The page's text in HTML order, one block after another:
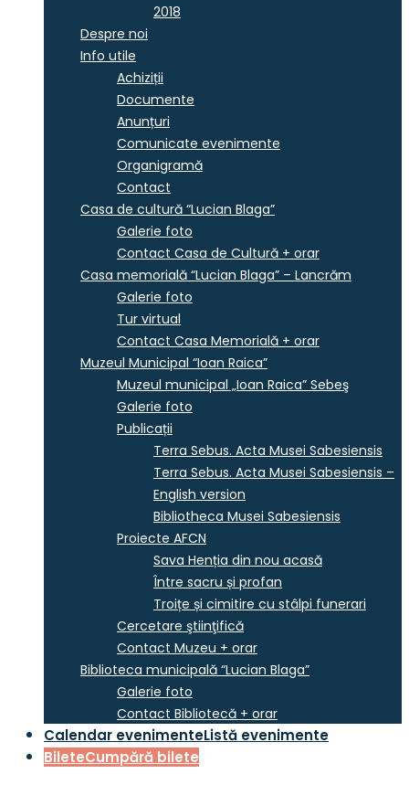
2018
Despre noi
Info utile
Achiziții
Documente
Anunțuri
Comunicate evenimente
Organigramă
Contact
Casa de cultură “Lucian Blaga”
Galerie foto
Contact Casa de Cultură + orar
Casa memorială “Lucian Blaga” – Lancrăm
Galerie foto
Tur virtual
Contact Casa Memorială + orar
Muzeul Municipal “Ioan Raica”
Muzeul municipal „Ioan Raica” Sebeş
Galerie foto
Publicații
Terra Sebus. Acta Musei Sabesiensis
Terra Sebus. Acta Musei Sabesiensis –
English version
Bibliotheca Musei Sabesiensis
Proiecte AFCN
Sava Henția din nou acasă
Între sacru și profan
Troițe și cimitire cu stâlpi funerari
Cercetare ştiinţifică
Contact Muzeu + orar
Biblioteca municipală “Lucian Blaga”
Galerie foto
Contact Bibliotecă + orar
Calendar evenimenteListă evenimente
BileteCumpără bilete